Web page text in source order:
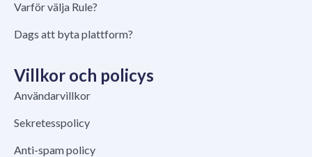
Varför välja Rule?
Dags att byta plattform?
Villkor och policys
Användarvillkor
Sekretesspolicy
Anti-spam policy